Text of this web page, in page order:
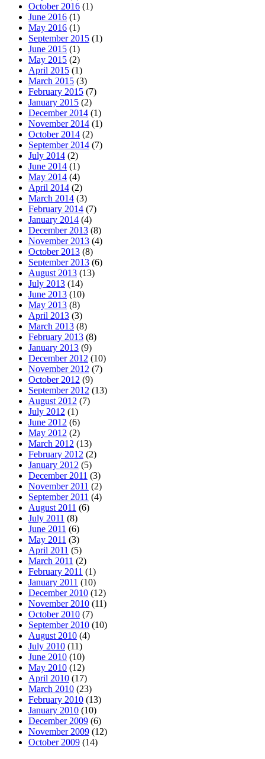
October 2016 (1)
June 2016 (1)
May 2016 (1)
September 2015 (1)
June 2015 (1)
May 2015 (2)
April 2015 (1)
March 2015 (3)
February 2015 (7)
January 2015 (2)
December 2014 (1)
November 2014 (1)
October 2014 (2)
September 2014 (7)
July 2014 (2)
June 2014 (1)
May 2014 (4)
April 2014 (2)
March 2014 (3)
February 2014 (7)
January 2014 (4)
December 2013 (8)
November 2013 (4)
October 2013 (8)
September 2013 (6)
August 2013 (13)
July 2013 (14)
June 2013 (10)
May 2013 (8)
April 2013 (3)
March 2013 (8)
February 2013 (8)
January 2013 (9)
December 2012 (10)
November 2012 (7)
October 2012 (9)
September 2012 (13)
August 2012 (7)
July 2012 (1)
June 2012 (6)
May 2012 (2)
March 2012 (13)
February 2012 (2)
January 2012 (5)
December 2011 (3)
November 2011 (2)
September 2011 (4)
August 2011 (6)
July 2011 (8)
June 2011 (6)
May 2011 (3)
April 2011 (5)
March 2011 (2)
February 2011 (1)
January 2011 (10)
December 2010 (12)
November 2010 (11)
October 2010 (7)
September 2010 (10)
August 2010 (4)
July 2010 (11)
June 2010 (10)
May 2010 (12)
April 2010 (17)
March 2010 (23)
February 2010 (13)
January 2010 (10)
December 2009 (6)
November 2009 (12)
October 2009 (14)